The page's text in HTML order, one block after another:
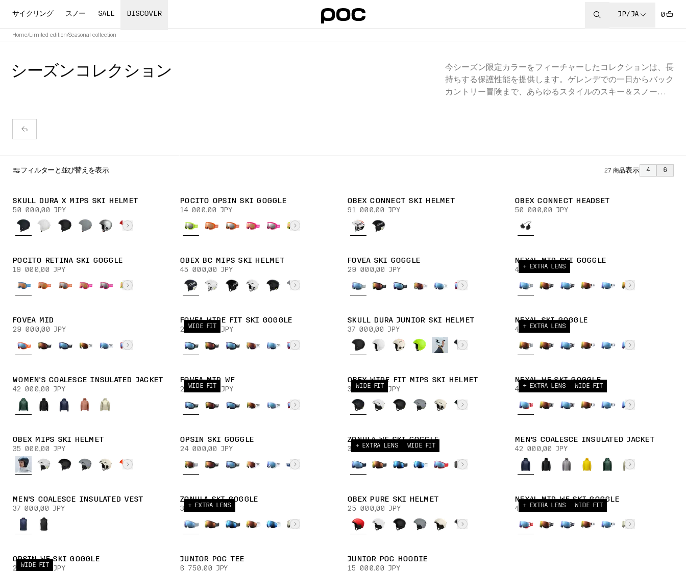
サイクリング スノー SALE DISCOVER JP/JA 0
Home/Limited edition/Seasonal collection
シーズンコレクション
今シーズン限定カラーをフィーチャーしたコレクションは、長
持ちする保護性能を提供します。ゲレンデでの一日からバック
カントリー冒険まで、あらゆるスタイルのスキー＆スノーボー
フィルターと並び替えを表示 27 商品表示 4 6
SKULL DURA X MIPS SKI HELMET
50 000,00 JPY
POCITO OPSIN SKI GOGGLE
14 000,00 JPY
OBEX CONNECT SKI HELMET
91 000,00 JPY
OBEX CONNECT HEADSET
50 000,00 JPY
POCITO RETINA SKI GOGGLE
19 000,00 JPY
OBEX BC MIPS SKI HELMET
45 000,00 JPY
FOVEA SKI GOGGLE
29 000,00 JPY
+ EXTRA LENS
NEXAL MID SKI GOGGLE
40 000,00 JPY
FOVEA MID
29 000,00 JPY
WIDE FIT
FOVEA WIDE FIT SKI GOGGLE
29 000,00 JPY
SKULL DURA JUNIOR SKI HELMET
37 000,00 JPY
+ EXTRA LENS
NEXAL SKI GOGGLE
40 000,00 JPY
WOMEN'S COALESCE INSULATED JACKET
42 000,00 JPY
WIDE FIT
FOVEA MID WF
29 000,00 JPY
WIDE FIT
OBEX WIDE FIT MIPS SKI HELMET
35 000,00 JPY
+ EXTRA LENS WIDE FIT
NEXAL WF SKI GOGGLE
40 000,00 JPY
OBEX MIPS SKI HELMET
35 000,00 JPY
OPSIN SKI GOGGLE
24 000,00 JPY
+ EXTRA LENS WIDE FIT
ZONULA WF SKI GOGGLE
38 000,00 JPY
MEN'S COALESCE INSULATED JACKET
42 000,00 JPY
MEN'S COALESCE INSULATED VEST
37 000,00 JPY
+ EXTRA LENS
ZONULA SKI GOGGLE
38 000,00 JPY
OBEX PURE SKI HELMET
25 000,00 JPY
+ EXTRA LENS WIDE FIT
NEXAL MID WF SKI GOGGLE
40 000,00 JPY
WIDE FIT
OPSIN WF SKI GOGGLE
24 000,00 JPY
JUNIOR POC TEE
6 750,00 JPY
JUNIOR POC HOODIE
15 000,00 JPY